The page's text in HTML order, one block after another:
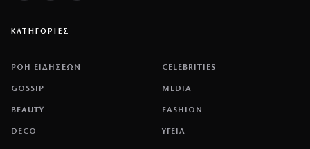
ΚΑΤΗΓΟΡΙΕΣ
ΡΟΗ ΕΙΔΗΣΕΩΝ CELEBRITIES
GOSSIP MEDIA
BEAUTY FASHION
DECO ΥΓΕΙΑ